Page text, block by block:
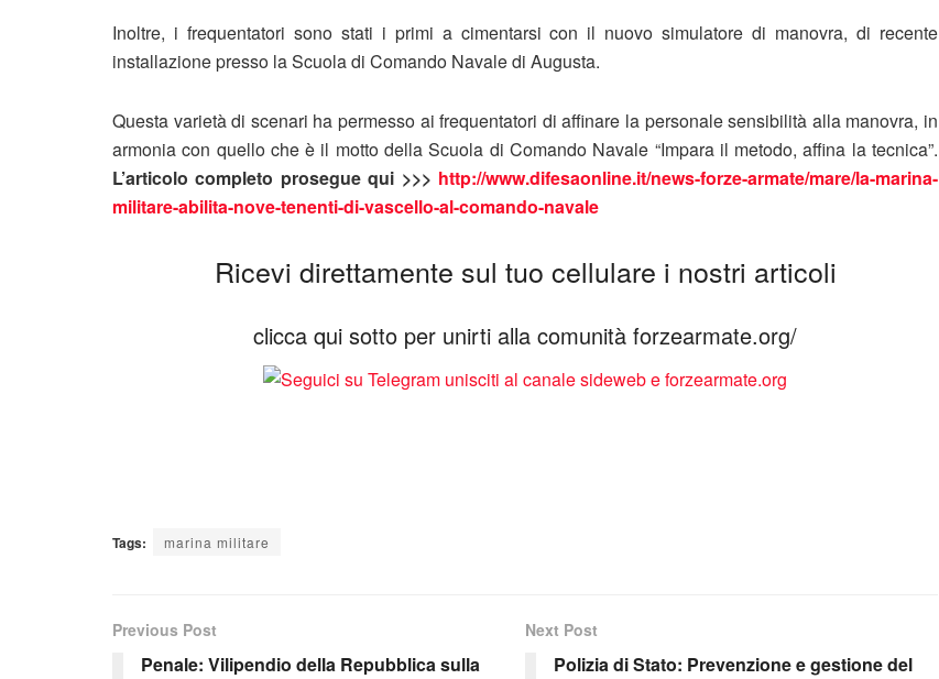
Inoltre, i frequentatori sono stati i primi a cimentarsi con il nuovo simulatore di manovra, di recente
installazione presso la Scuola di Comando Navale di Augusta.
Questa varietà di scenari ha permesso ai frequentatori di affinare la personale sensibilità alla manovra, in
armonia con quello che è il motto della Scuola di Comando Navale “Impara il metodo, affina la tecnica”.
L’articolo completo prosegue qui >>> http://www.difesaonline.it/news-forze-armate/mare/la-marina-
militare-abilita-nove-tenenti-di-vascello-al-comando-navale
Ricevi direttamente sul tuo cellulare i nostri articoli
clicca qui sotto per unirti alla comunità forzearmate.org/
Tags: marina militare
Previous Post
Penale: Vilipendio della Repubblica sulla
Next Post
Polizia di Stato: Prevenzione e gestione del